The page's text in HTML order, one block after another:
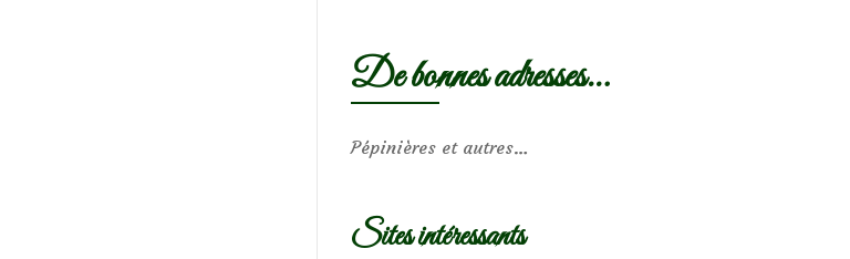
De bonnes adresses…
Pépinières et autres…
Sites intéressants